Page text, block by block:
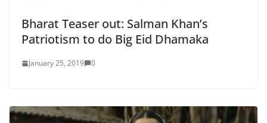
Bharat Teaser out: Salman Khan’s
Patriotism to do Big Eid Dhamaka
January 25, 2019 0